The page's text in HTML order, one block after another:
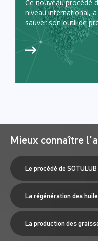
Ce nouveau procédé
niveau international,
sauver son outil de
Mieux connaître
Le procédé de SOTULUB
La régénération des
La production des